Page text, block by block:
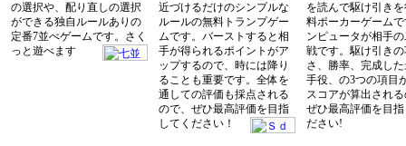
の選択や、配り直しの選択
ができる独自ルールありの
定番7並べゲームです。さく
っと遊べます
近づけるだけのシンプルな
ルールの無料トランプゲー
ムです。バーストすると相
手が得られるポイントがア
ップするので、時には降り
ることも重要です。全体を
通しての評価も採点される
ので、ぜひ最高評価を目指
してください！
を読んで駆け引き
料ポーカーゲーム
ンピュータが相手
戦です。駆け引き
さ、勝率、完成し
手役、の3つの項目
スコアが算出され
ぜひ最高評価を目
ださい!